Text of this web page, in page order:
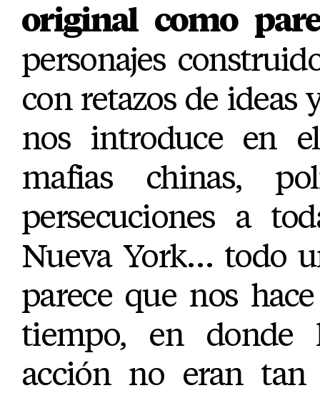
original como
personajes
con retazos de ideas
nos introduce en
mafias chinas,
persecuciones a
Nueva York… todo
parece que nos
tiempo, en donde
acción no eran tan